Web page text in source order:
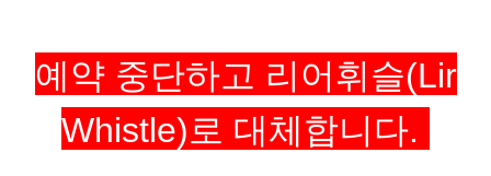
예약 중단하고 리어휘슬(Lir
Whistle)로 대체합니다.